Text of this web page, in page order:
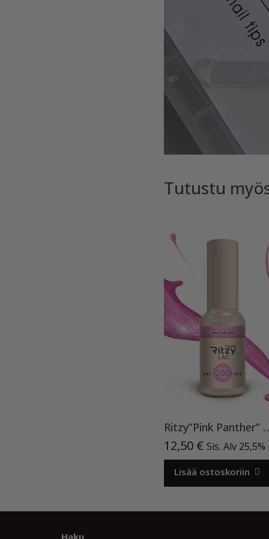
Tutustu
Ritzy”Pink
12,50 € Sis. Alv 25,5%
Lisää ostoskoriin